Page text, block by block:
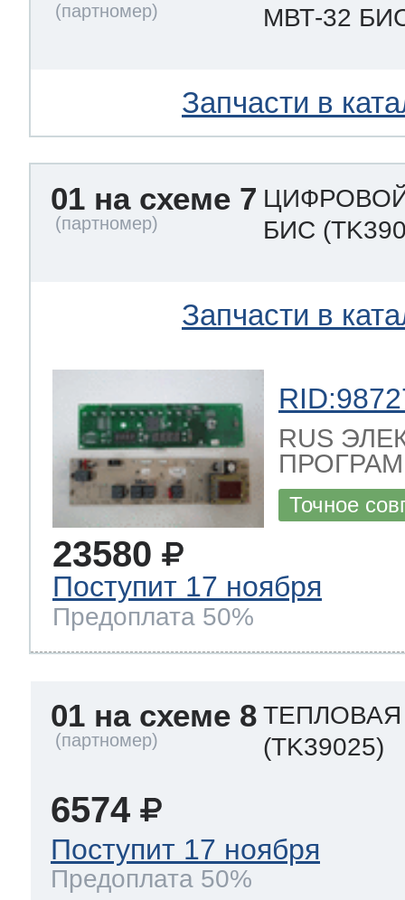
МВТ-32
Запчасти в
01 на схеме 7
БИС
Запчасти в
RUS
Точное
23580
Поступит 17 ноября
Предоплата 50%
01 на схеме 8
(TK39025)
6574
Поступит 17 ноября
Предоплата 50%